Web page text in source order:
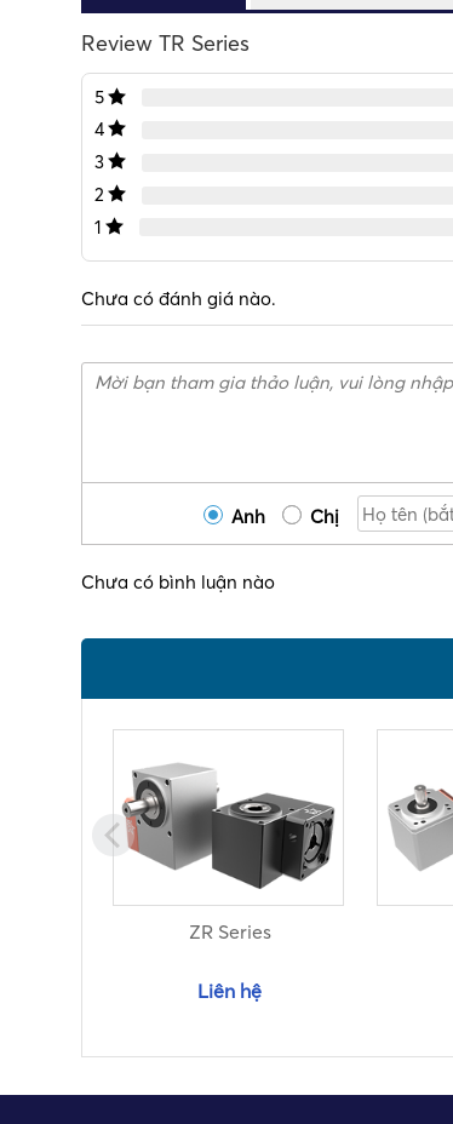
Review TR Series
5
4
3
2
1
Chưa có đánh giá nào.
Anh Chị
Chưa có bình luận nào
ZR Series
Liên hệ